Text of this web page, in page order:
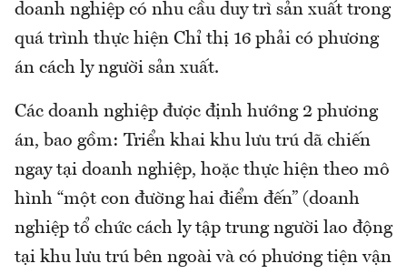
doanh nghiệp có nhu cầu duy trì sản xuất trong
quá trình thực hiện Chỉ thị 16 phải có phương
án cách ly người sản xuất.
Các doanh nghiệp được định hướng 2 phương
án, bao gồm: Triển khai khu lưu trú dã chiến
ngay tại doanh nghiệp, hoặc thực hiện theo mô
hình “một con đường hai điểm đến” (doanh
nghiệp tổ chức cách ly tập trung người lao động
tại khu lưu trú bên ngoài và có phương tiện vận